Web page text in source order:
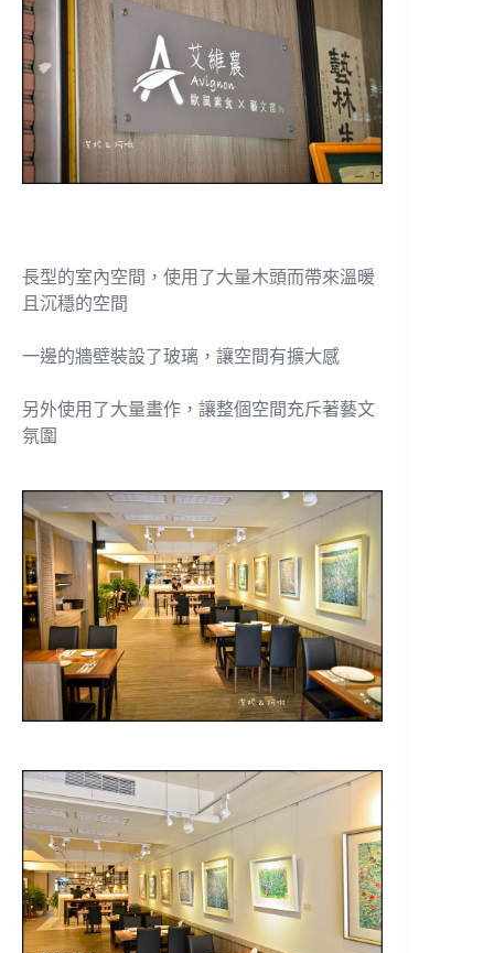
長型的室內空間，使用了大量木頭而帶來溫暖
且沉穩的空間
一邊的牆壁裝設了玻璃，讓空間有擴大感
另外使用了大量畫作，讓整個空間充斥著藝文
氛圍